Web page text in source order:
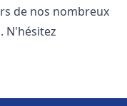
de nos nombreux
N'hésitez